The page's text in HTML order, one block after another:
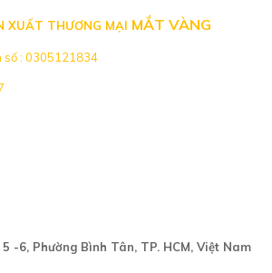
XUẤT THƯƠNG MẠI MẮT VÀNG
số : 0305121834
-6, Phường Bình Tân, TP. HCM, Việt Nam